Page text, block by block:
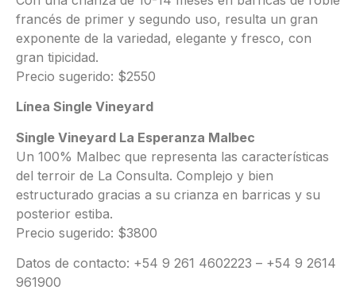
francés de primer y segundo uso, resulta un gran
exponente de la variedad, elegante y fresco, con
gran tipicidad.
Precio sugerido: $2550
Línea Single Vineyard
Single Vineyard La Esperanza Malbec
Un 100% Malbec que representa las características
del terroir de La Consulta. Complejo y bien
estructurado gracias a su crianza en barricas y su
posterior estiba.
Precio sugerido: $3800
Datos de contacto: +54 9 261 4602223 – +54 9 2614
961900